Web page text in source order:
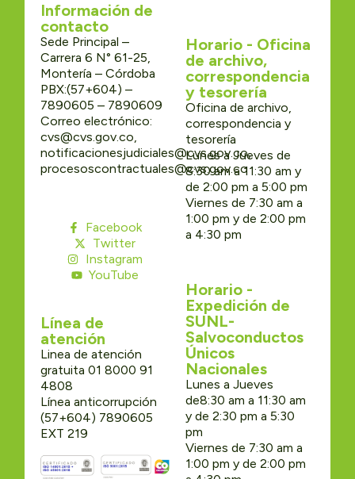
Información de
contacto
Sede Principal –
Carrera 6 N° 61-25,
Montería – Córdoba
PBX:(57+604) –
7890605 – 7890609
Correo electrónico:
cvs@cvs.gov.co,
notificacionesjudiciales@cvs.gov.co,
procesoscontractuales@cvs.gov.co
Facebook
Twitter
Instagram
YouTube
Línea de
atención
Linea de atención
gratuita 01 8000 91
4808
Línea anticorrupción
(57+604) 7890605
EXT 219
Horario - Oficina
de archivo,
correspondencia
y tesorería
Oficina de archivo,
correspondencia y
tesorería
Lunes a Jueves de
8:30 am a 11:30 am y
de 2:00 pm a 5:00 pm
Viernes de 7:30 am a
1:00 pm y de 2:00 pm
a 4:30 pm
Horario -
Expedición de
SUNL-
Salvoconductos
Únicos
Nacionales
Lunes a Jueves
de8:30 am a 11:30 am
y de 2:30 pm a 5:30
pm
Viernes de 7:30 am a
1:00 pm y de 2:00 pm